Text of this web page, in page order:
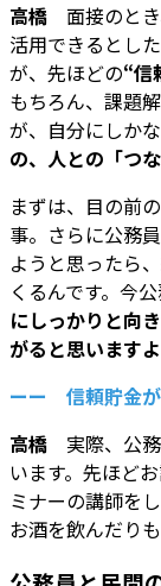
高橋 面接のと
活用できるとし
が、先ほどの“信
もちろん、課題
が、自分にしかな
の、人との「つ
まずは、目の前
事。さらに公務
ようと思ったら
くるんです。今
にしっかりと向
がると思いますよ
ーー 信頼貯金が
高橋 実際、公
います。先ほど
ミナーの講師を
お酒を飲んだりも